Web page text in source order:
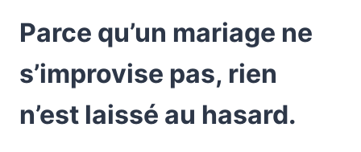
Parce qu’un mariage ne
s’improvise pas, rien
n’est laissé au hasard.